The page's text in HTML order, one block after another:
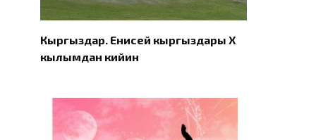
Кыргыздар. Eнисей кыргыздары X
кылымдан кийин